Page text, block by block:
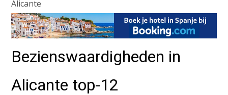
Alicante
Bezienswaardigheden in
Alicante top-12